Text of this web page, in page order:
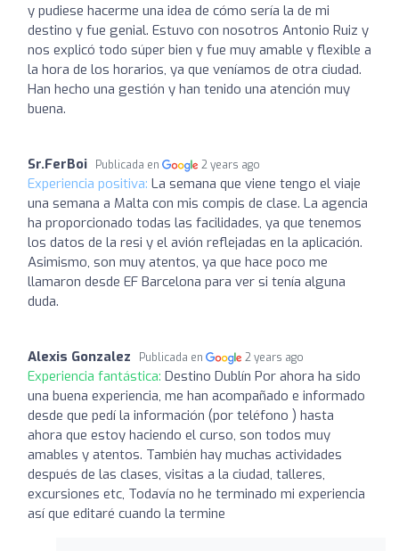
y pudiese hacerme una idea de cómo sería la de mi
destino y fue genial. Estuvo con nosotros Antonio Ruiz y
nos explicó todo súper bien y fue muy amable y flexible a
la hora de los horarios, ya que veníamos de otra ciudad.
Han hecho una gestión y han tenido una atención muy
buena.
Sr.FerBoi Publicada en 2 years ago
Experiencia positiva: La semana que viene tengo el viaje
una semana a Malta con mis compis de clase. La agencia
ha proporcionado todas las facilidades, ya que tenemos
los datos de la resi y el avión reflejadas en la aplicación.
Asimismo, son muy atentos, ya que hace poco me
llamaron desde EF Barcelona para ver si tenía alguna
duda.
Alexis Gonzalez Publicada en 2 years ago
Experiencia fantástica: Destino Dublín Por ahora ha sido
una buena experiencia, me han acompañado e informado
desde que pedí la información (por teléfono ) hasta
ahora que estoy haciendo el curso, son todos muy
amables y atentos. También hay muchas actividades
después de las clases, visitas a la ciudad, talleres,
excursiones etc, Todavía no he terminado mi experiencia
así que editaré cuando la termine